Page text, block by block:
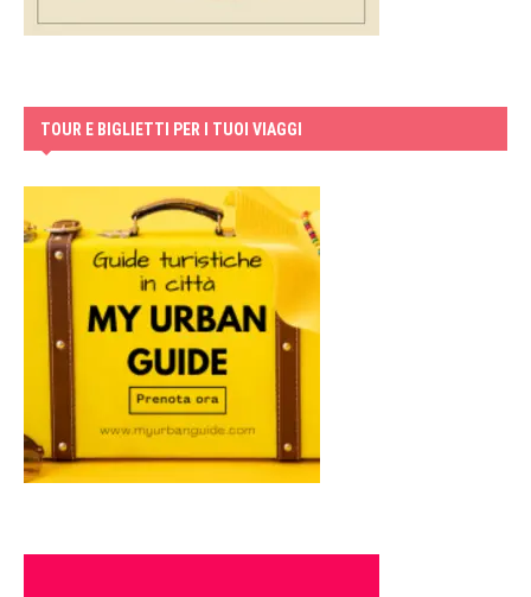
TOUR E BIGLIETTI PER I TUOI VIAGGI